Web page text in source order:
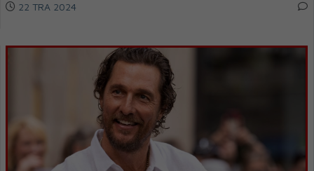
22 TRA 2024